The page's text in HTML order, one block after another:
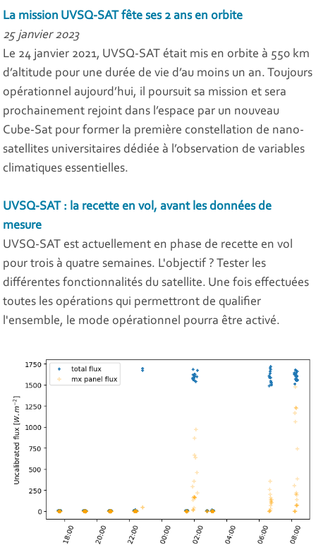
La mission UVSQ-SAT fête ses 2 ans en orbite
25 janvier 2023
Le 24 janvier 2021, UVSQ-SAT était mis en orbite à 550 km
d’altitude pour une durée de vie d’au moins un an. Toujours
opérationnel aujourd’hui, il poursuit sa mission et sera
prochainement rejoint dans l’espace par un nouveau
Cube-Sat pour former la première constellation de nano-
satellites universitaires dédiée à l’observation de variables
climatiques essentielles.
UVSQ-SAT : la recette en vol, avant les données de
mesure
UVSQ-SAT est actuellement en phase de recette en vol
pour trois à quatre semaines. L'objectif ? Tester les
différentes fonctionnalités du satellite. Une fois effectuées
toutes les opérations qui permettront de qualifier
l'ensemble, le mode opérationnel pourra être activé.